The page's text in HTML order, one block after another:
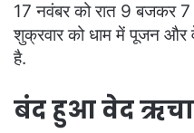
17 नवंबर को रात 9 बजकर 7
शुक्रवार को धाम में पूजन और
है.
बंद हुआ वेद